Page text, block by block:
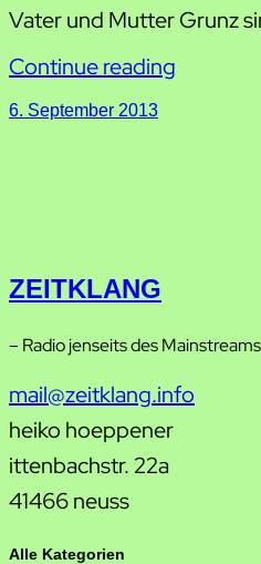
Vater und Mutter Grunz
Continue reading
6. September 2013
ZEITKLANG
– Radio jenseits des
mail@zeitklang.info
heiko hoeppener
ittenbachstr. 22a
41466 neuss
Alle Kategorien